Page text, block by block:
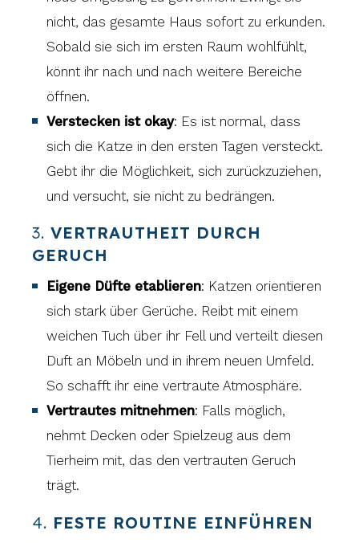
nicht, das gesamte Haus sofort zu erkunden.
Sobald sie sich im ersten Raum wohlfühlt,
könnt ihr nach und nach weitere Bereiche
öffnen.
Verstecken ist okay: Es ist normal, dass
sich die Katze in den ersten Tagen versteckt.
Gebt ihr die Möglichkeit, sich zurückzuziehen,
und versucht, sie nicht zu bedrängen.
3.VERTRAUTHEIT DURCH
GERUCH
Eigene Düfte etablieren: Katzen orientieren
sich stark über Gerüche. Reibt mit einem
weichen Tuch über ihr Fell und verteilt diesen
Duft an Möbeln und in ihrem neuen Umfeld.
So schafft ihr eine vertraute Atmosphäre.
Vertrautes mitnehmen: Falls möglich,
nehmt Decken oder Spielzeug aus dem
Tierheim mit, das den vertrauten Geruch
trägt.
4. FESTE ROUTINE EINFÜHREN